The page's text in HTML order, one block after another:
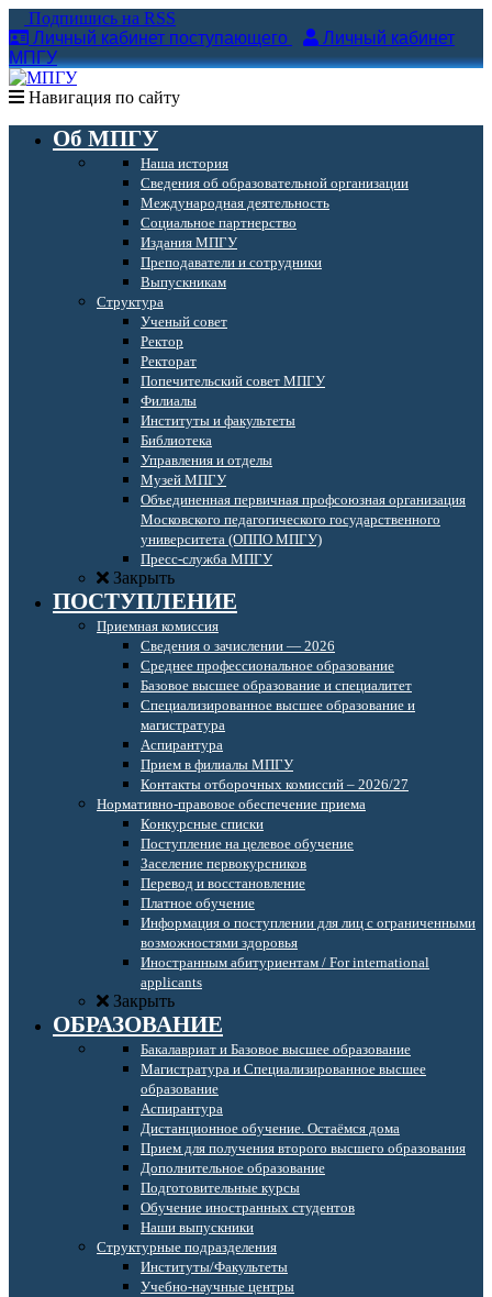
Подпишись на RSS
Личный кабинет поступающего
Личный кабинет
МПГУ
Навигация по сайту
Об МПГУ
Наша история
Сведения об образовательной организации
Международная деятельность
Социальное партнерство
Издания МПГУ
Преподаватели и сотрудники
Выпускникам
Структура
Ученый совет
Ректор
Ректорат
Попечительский совет МПГУ
Филиалы
Институты и факультеты
Библиотека
Управления и отделы
Музей МПГУ
Объединенная первичная профсоюзная организация
Московского педагогического государственного
университета (ОППО МПГУ)
Пресс-служба МПГУ
Закрыть
ПОСТУПЛЕНИЕ
Приемная комиссия
Сведения о зачислении — 2026
Среднее профессиональное образование
Базовое высшее образование и специалитет
Специализированное высшее образование и
магистратура
Аспирантура
Прием в филиалы МПГУ
Контакты отборочных комиссий – 2026/27
Нормативно-правовое обеспечение приема
Конкурсные списки
Поступление на целевое обучение
Заселение первокурсников
Перевод и восстановление
Платное обучение
Информация о поступлении для лиц с ограниченными
возможностями здоровья
Иностранным абитуриентам / For international
applicants
Закрыть
ОБРАЗОВАНИЕ
Бакалавриат и Базовое высшее образование
Магистратура и Специализированное высшее
образование
Аспирантура
Дистанционное обучение. Остаёмся дома
Прием для получения второго высшего образования
Дополнительное образование
Подготовительные курсы
Обучение иностранных студентов
Наши выпускники
Структурные подразделения
Институты/Факультеты
Учебно-научные центры